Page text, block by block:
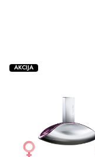
AKCIJA